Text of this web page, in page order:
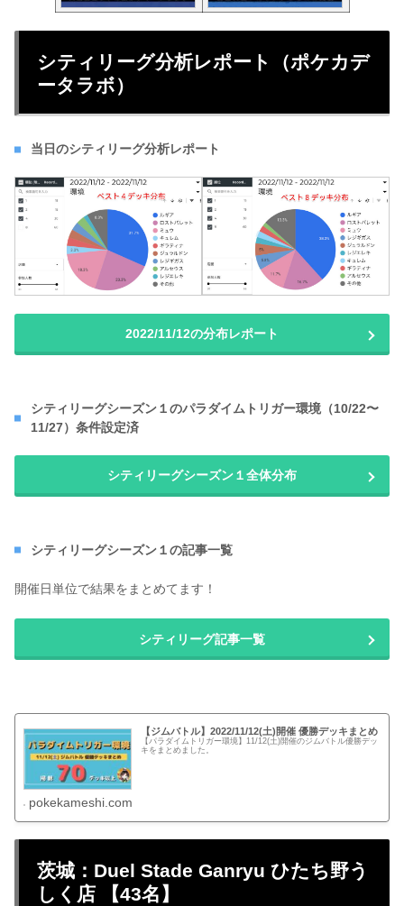
シティリーグ分析レポート（ポケカデ
ータラボ）
当日のシティリーグ分析レポート
2022/11/12の分布レポート
シティリーグシーズン１のパラダイムトリガー環境（10/22〜
11/27）条件設定済
シティリーグシーズン１全体分布
シティリーグシーズン１の記事一覧
開催日単位で結果をまとめてます！
シティリーグ記事一覧
【ジムバトル】2022/11/12(土)開催 優勝デッキまとめ
【パラダイムトリガー環境】11/12(土)開催のジムバトル優勝デッ
キをまとめました。
pokekameshi.com
茨城：Duel Stade Ganryu ひたち野う
しく店 【43名】